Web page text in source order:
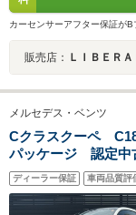
カーセンサーアフター保証が
販売店： ＬＩＢＥＲ
メルセデス・ベンツ
Cクラスクーペ
パッケージ 認定
ドアップディスプ
リー付き電動シー
ティパッケージ バ
ディーラー保証 車両品質評